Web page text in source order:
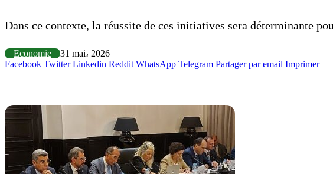
Dans ce contexte, la réussite de ces initiatives sera déterminante
Economie
31 mai، 2026
Facebook Twitter Linkedin Reddit WhatsApp Telegram Partager par email Imprimer